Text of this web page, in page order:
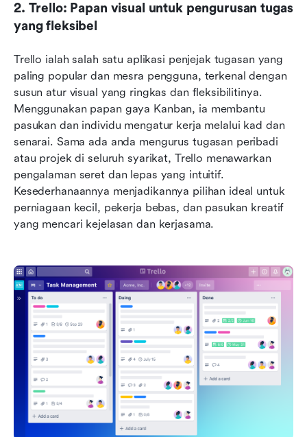
2. Trello: Papan visual untuk pengurusan tugas
yang fleksibel
Trello ialah salah satu aplikasi penjejak tugasan yang
paling popular dan mesra pengguna, terkenal dengan
susun atur visual yang ringkas dan fleksibilitinya.
Menggunakan papan gaya Kanban, ia membantu
pasukan dan individu mengatur kerja melalui kad dan
senarai. Sama ada anda mengurus tugasan peribadi
atau projek di seluruh syarikat, Trello menawarkan
pengalaman seret dan lepas yang intuitif.
Kesederhanaannya menjadikannya pilihan ideal untuk
perniagaan kecil, pekerja bebas, dan pasukan kreatif
yang mencari kejelasan dan kerjasama.